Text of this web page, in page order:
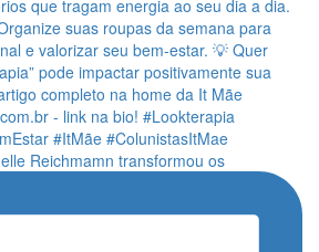
Reichmamn transformou os